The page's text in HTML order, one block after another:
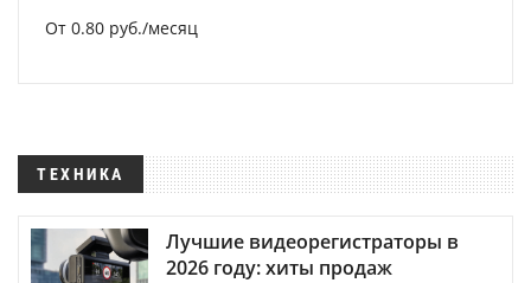
От 0.80 руб./месяц
ТЕХНИКА
Лучшие видеорегистраторы в
2026 году: хиты продаж